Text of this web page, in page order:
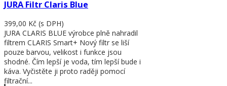
JURA Filtr Claris Blue
399,00 Kč (s DPH)
JURA CLARIS BLUE výrobce plně nahradil
filtrem CLARIS Smart+ Nový filtr se liší
pouze barvou, velikost i funkce jsou
shodné. Čím lepší je voda, tím lepší bude i
káva. Vyčistěte ji proto raději pomocí
filtrační...